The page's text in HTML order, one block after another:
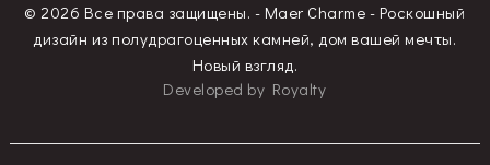
© 2026 Все права защищены. - Maer Charme - Роскошный
дизайн из полудрагоценных камней, дом вашей мечты.
Новый взгляд.
Developed by Royalty